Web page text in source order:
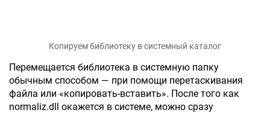
Копируем библиотеку в системный каталог
Перемещается библиотека в системную папку
обычным способом — при помощи перетаскивания
файла или «копировать-вставить». После того как
normaliz.dll окажется в системе, можно сразу